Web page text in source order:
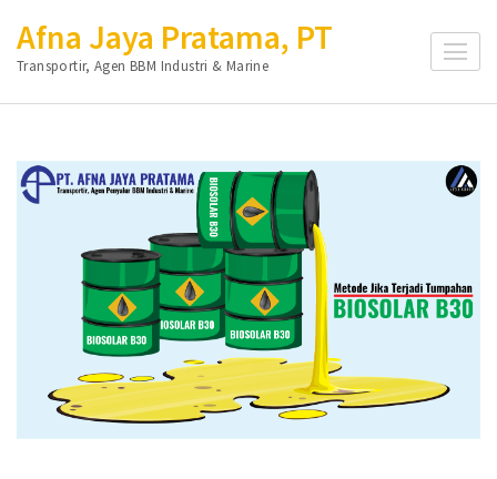
ke
konten
(Tekan
Afna Jaya Pratama, PT
Transportir, Agen BBM Industri & Marine